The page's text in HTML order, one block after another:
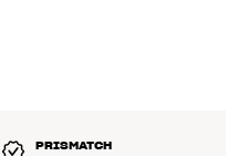
PRISMATCH